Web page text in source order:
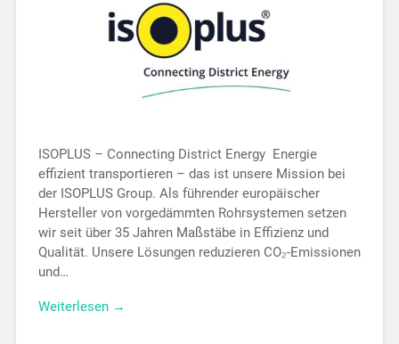
ISOPLUS – Connecting District Energy Energie
effizient transportieren – das ist unsere Mission bei
der ISOPLUS Group. Als führender europäischer
Hersteller von vorgedämmten Rohrsystemen setzen
wir seit über 35 Jahren Maßstäbe in Effizienz und
Qualität. Unsere Lösungen reduzieren CO₂-Emissionen
und…
Weiterlesen →